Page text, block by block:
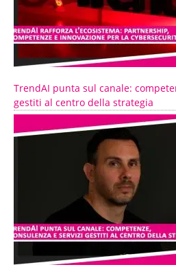
TrendAI punta sul canale:
gestiti al centro della strategia